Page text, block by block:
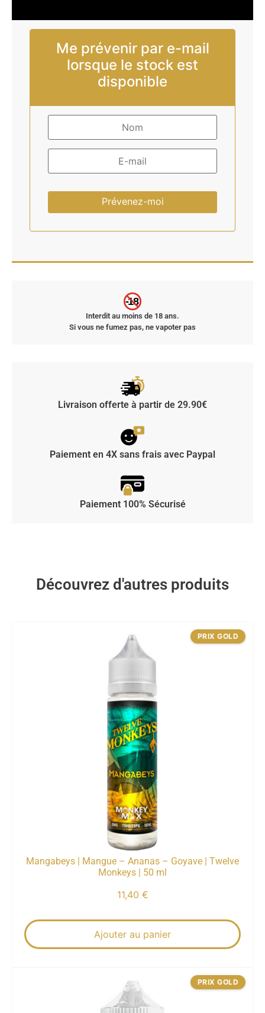
Me prévenir par e-mail
lorsque le stock est
disponible
Prévenez-moi
-18
Interdit au moins de 18 ans.
Si vous ne fumez pas, ne vapoter pas
Livraison offerte à partir de 29.90€
Paiement en 4X sans frais avec Paypal
Paiement 100% Sécurisé
Découvrez d'autres produits
Mangabeys | Mangue – Ananas – Goyave | Twelve
Monkeys | 50 ml
11,40 €
Ajouter au panier
PRIX GOLD
PRIX GOLD